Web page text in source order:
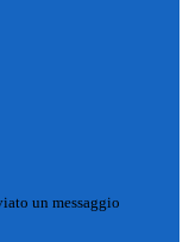
un messaggio